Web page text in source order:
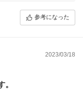
す。ご理解いただきあり
、スタッフ一同心よりお
参考になった
2023/03/18
。